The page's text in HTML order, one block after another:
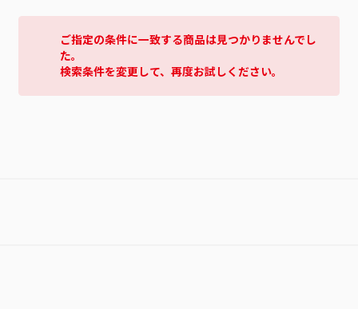
ご指定の条件に一致する商品は見つかりませんでし
た。
検索条件を変更して、再度お試しください。